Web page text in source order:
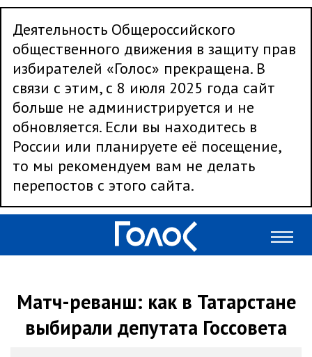
Деятельность Общероссийского
общественного движения в защиту прав
избирателей «Голос» прекращена. В
связи с этим, с 8 июля 2025 года сайт
больше не администрируется и не
обновляется. Если вы находитесь в
России или планируете её посещение,
то мы рекомендуем вам не делать
перепостов с этого сайта.
Матч-реванш: как в Татарстане
выбирали депутата Госсовета